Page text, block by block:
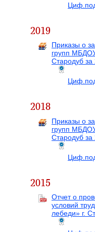
2019
Приказы о
групп
Стародуб за
2018
Приказы о
групп
Стародуб за
2015
Отчет о
условий
лебеди» г.